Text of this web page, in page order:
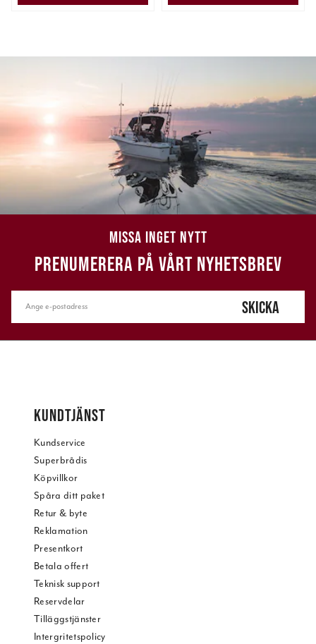
MISSA INGET NYTT
PRENUMERERA PÅ VÅRT NYHETSBREV
SKICKA
KUNDTJÄNST
Kundservice
Superbrådis
Köpvillkor
Spåra ditt paket
Retur & byte
Reklamation
Presentkort
Betala offert
Teknisk support
Reservdelar
Tilläggstjänster
Intergritetspolicy